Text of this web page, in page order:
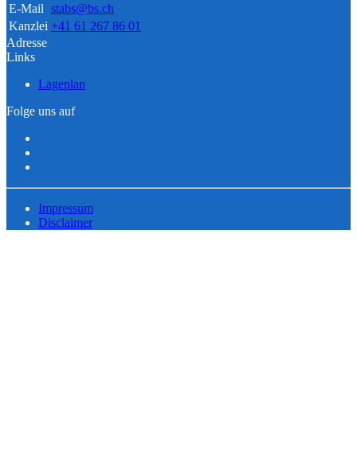
E-Mail stabs@bs.ch
Kanzlei +41 61 267 86 01
Adresse
Links
Lageplan
Folge uns auf
Impressum
Disclaimer